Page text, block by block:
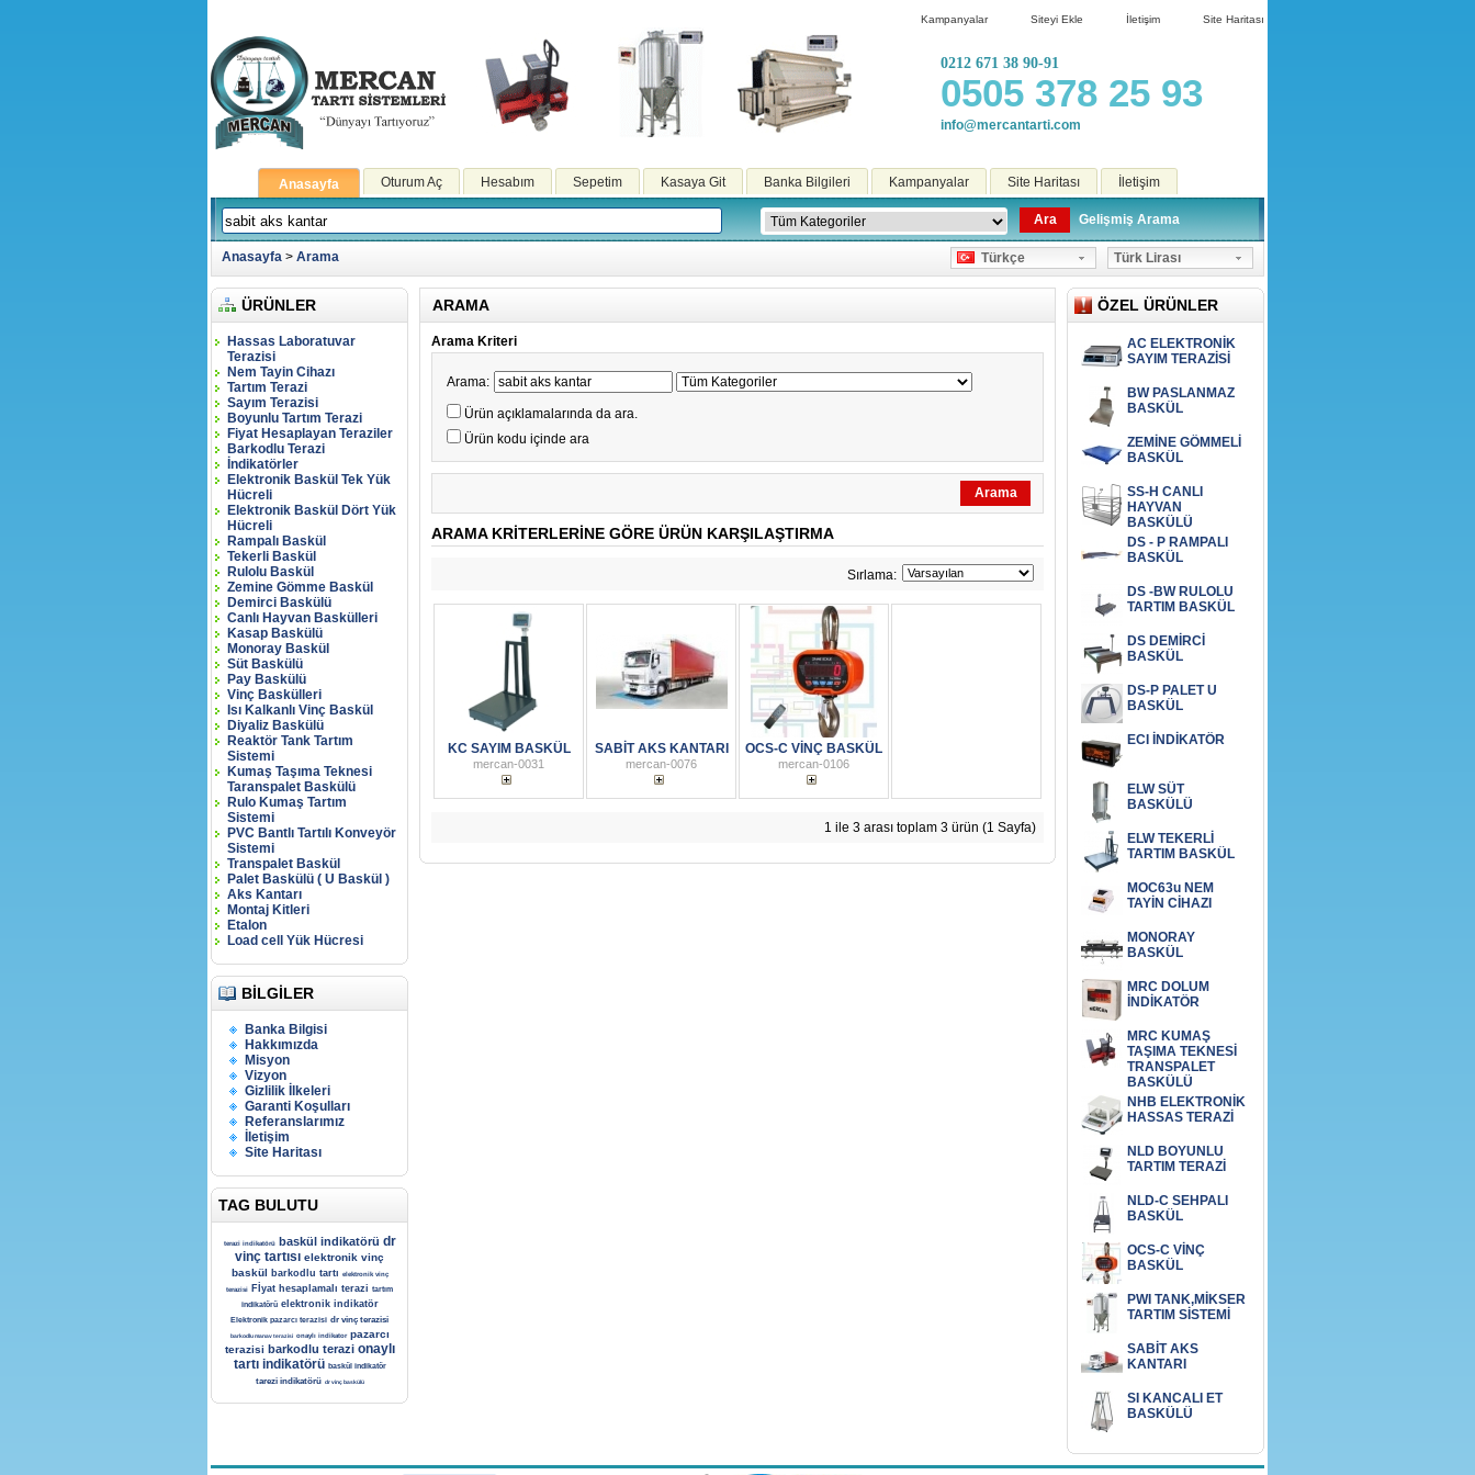
Kampanyalar Siteyi Ekle İletişim Site Haritası
0212 671 38 90-91
0505 378 25 93
info@mercantarti.com
Anasayfa Oturum Aç Hesabım Sepetim Kasaya Git Banka Bilgileri Kampanyalar Site Haritası İletişim
Ara Gelişmiş Arama
Anasayfa > Arama Türk Lirası
Türkçe
ÜRÜNLER
Hassas Laboratuvar
Terazisi
Nem Tayin Cihazı
Tartım Terazi
Sayım Terazisi
Boyunlu Tartım Terazi
Fiyat Hesaplayan Teraziler
Barkodlu Terazi
İndikatörler
Elektronik Baskül Tek Yük
Hücreli
Elektronik Baskül Dört Yük
Hücreli
Rampalı Baskül
Tekerli Baskül
Rulolu Baskül
Zemine Gömme Baskül
Demirci Baskülü
Canlı Hayvan Baskülleri
Kasap Baskülü
Monoray Baskül
Süt Baskülü
Pay Baskülü
Vinç Baskülleri
Isı Kalkanlı Vinç Baskül
Diyaliz Baskülü
Reaktör Tank Tartım
Sistemi
Kumaş Taşıma Teknesi
Taranspalet Baskülü
Rulo Kumaş Tartım
Sistemi
PVC Bantlı Tartılı Konveyör
Sistemi
Transpalet Baskül
Palet Baskülü ( U Baskül )
Aks Kantarı
Montaj Kitleri
Etalon
Load cell Yük Hücresi
BILGILER
Banka Bilgisi
Hakkımızda
Misyon
Vizyon
Gizlilik İlkeleri
Garanti Koşulları
Referanslarımız
İletişim
Site Haritası
TAG BULUTU
terazi indikatörü baskül indikatörü dr
vinç tartısı elektronik vinç
baskül barkodlu tartı elektronik vinç
terazisi Fİyat hesaplamalı terazi tartım
indikatörü elektronik indikatör
Elektronik pazarcı terazisi dr vinç terazisi
barkodlu manav terazisi onaylı indikator pazarcı
terazisi barkodlu terazi onaylı
tartı indikatörü
baskül indikatör
tarezi indikatörü dr vinç baskülü
ÖZEL ÜRÜNLER
AC ELEKTRONİK
SAYIM TERAZİSİ
BW PASLANMAZ
BASKÜL
ZEMİNE GÖMMELİ
BASKÜL
SS-H CANLI
HAYVAN
BASKÜLÜ
DS - P RAMPALI
BASKÜL
DS -BW RULOLU
TARTIM BASKÜL
DS DEMİRCİ
BASKÜL
DS-P PALET U
BASKÜL
ECI İNDİKATÖR
ELW SÜT
BASKÜLÜ
ELW TEKERLİ
TARTIM BASKÜL
MOC63u NEM
TAYİN CİHAZI
MONORAY
BASKÜL
MRC DOLUM
İNDİKATÖR
MRC KUMAŞ
TAŞIMA TEKNESİ
TRANSPALET
BASKÜLÜ
NHB ELEKTRONİK
HASSAS TERAZİ
NLD BOYUNLU
TARTIM TERAZİ
NLD-C SEHPALI
BASKÜL
OCS-C VİNÇ
BASKÜL
PWI TANK,MİKSER
TARTIM SİSTEMİ
SABİT AKS
KANTARI
SI KANCALI ET
BASKÜLÜ
ARAMA
Arama Kriteri
Arama:
Ürün açıklamalarında da ara.
Ürün kodu içinde ara
Arama
ARAMA KRITERLERINE GÖRE ÜRÜN KARŞILAŞTIRMA
Sırlama:
KC SAYIM BASKÜL
mercan-0031
SABİT AKS KANTARI
mercan-0076
OCS-C VİNÇ BASKÜL
mercan-0106
1 ile 3 arası toplam 3 ürün (1 Sayfa)